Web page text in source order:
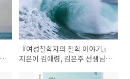
『여성철학자의 철학 이야기』
지은이 김애령, 김은주 선생님